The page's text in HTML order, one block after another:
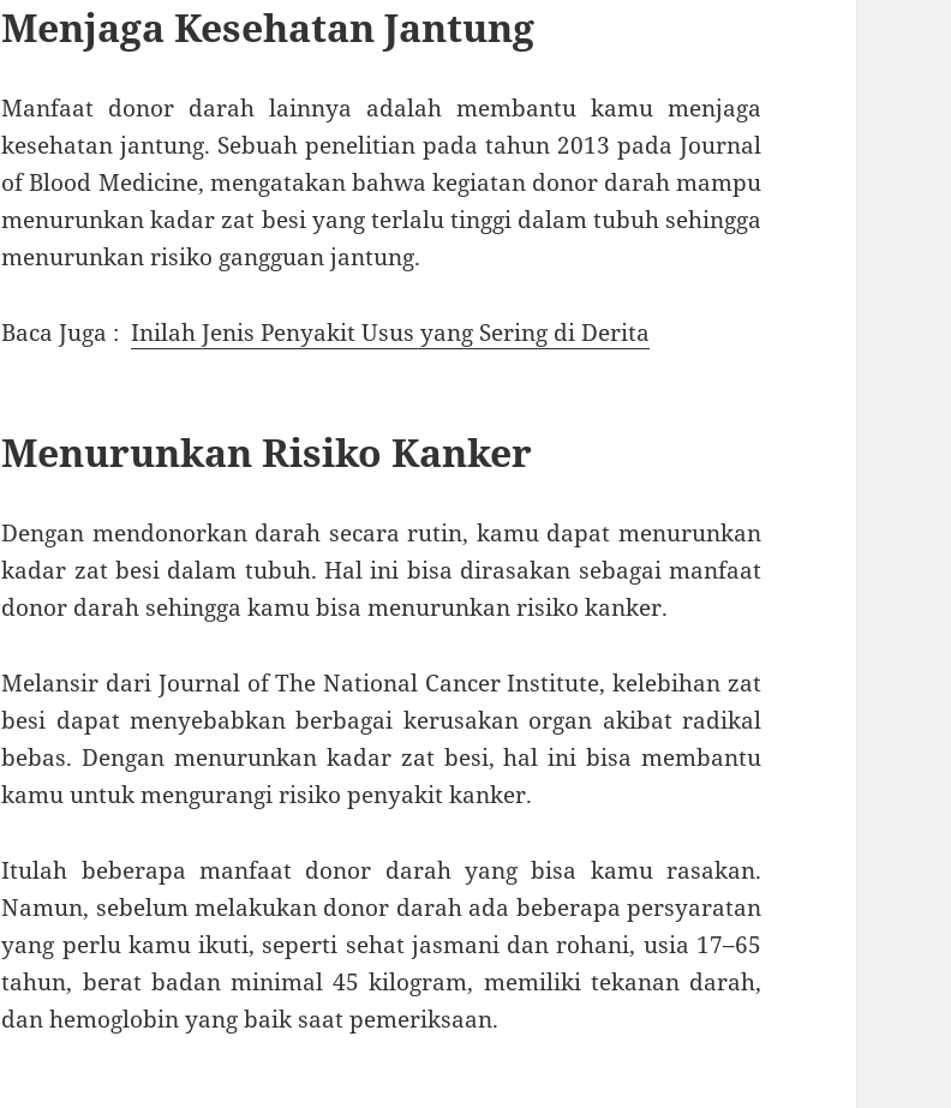
Menjaga Kesehatan Jantung
Manfaat donor darah lainnya adalah membantu kamu menjaga
kesehatan jantung. Sebuah penelitian pada tahun 2013 pada Journal
of Blood Medicine, mengatakan bahwa kegiatan donor darah mampu
menurunkan kadar zat besi yang terlalu tinggi dalam tubuh sehingga
menurunkan risiko gangguan jantung.
Baca Juga :Inilah Jenis Penyakit Usus yang Sering di Derita
Menurunkan Risiko Kanker
Dengan mendonorkan darah secara rutin, kamu dapat menurunkan
kadar zat besi dalam tubuh. Hal ini bisa dirasakan sebagai manfaat
donor darah sehingga kamu bisa menurunkan risiko kanker.
Melansir dari Journal of The National Cancer Institute, kelebihan zat
besi dapat menyebabkan berbagai kerusakan organ akibat radikal
bebas. Dengan menurunkan kadar zat besi, hal ini bisa membantu
kamu untuk mengurangi risiko penyakit kanker.
Itulah beberapa manfaat donor darah yang bisa kamu rasakan.
Namun, sebelum melakukan donor darah ada beberapa persyaratan
yang perlu kamu ikuti, seperti sehat jasmani dan rohani, usia 17–65
tahun, berat badan minimal 45 kilogram, memiliki tekanan darah,
dan hemoglobin yang baik saat pemeriksaan.